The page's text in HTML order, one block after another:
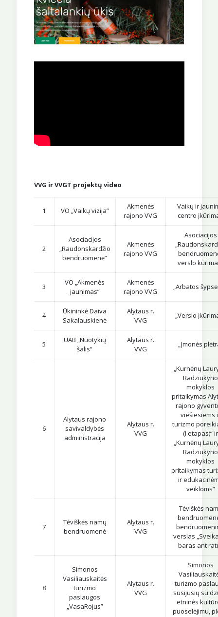
VVG ir VVGT projektų video
1 VO „Vaikų vizija”
Akmenės
rajono VVG
Vaikų ir
centro
2
Asociacijos
„Raudonskardžio
bendruomenė”
Akmenės
rajono VVG
Asociacijos
verslo
3
VO „Akmenės
jaunimas”
Akmenės
rajono VVG
„Arbatos
4
Ūkininkė Daiva
Sakalauskienė
Alytaus r.
VVG
„Verslo
5
UAB „Nuotykių
šalis“
Alytaus r.
VVG
„Įmonės
6
Alytaus rajono
savivaldybės
administracija
Alytaus r.
VVG
„Kurnėnų
Radziukyno
mokyklos
pritaikymas
rajono
viešiesiems
turizmo
(I etapas)“ ir
„Kurnėnų
Radziukyno
mokyklos
pritaikymas
ir
veikloms“
7
Tėviškės namų
bendruomenė
Alytaus r.
VVG
Tėviškės
verslas
baras ant
8
Simonos
Vasiliauskaitės
turizmo
paslaugos
„VasaRojus”
Alytaus r.
VVG
Simonos
turizmo
susijusių su
etninės
puoselėjimu,